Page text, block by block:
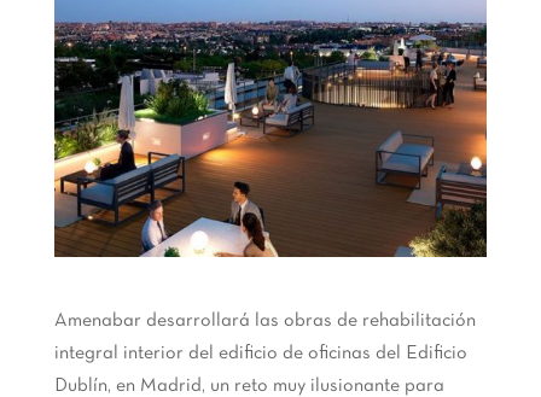
Amenabar desarrollará las obras de rehabilitación
integral interior del edificio de oficinas del Edificio
Dublín, en Madrid, un reto muy ilusionante para